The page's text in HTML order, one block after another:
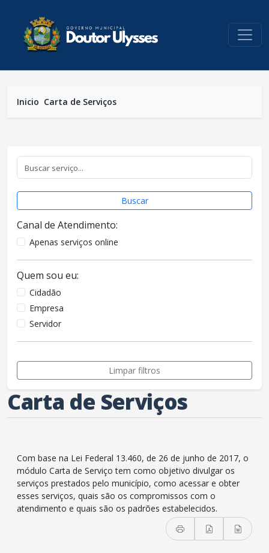
Inicio Carta de Serviços
Buscar
Canal de Atendimento:
Apenas serviços online
Quem sou eu:
Cidadão
Empresa
Servidor
Limpar filtros
Carta de Serviços
Com base na Lei Federal 13.460, de 26 de junho de 2017, o
módulo Carta de Serviço tem como objetivo divulgar os
serviços prestados pelo município, como acessar e obter
esses serviços, quais são os compromissos com o
atendimento e quais são os padrões estabelecidos.